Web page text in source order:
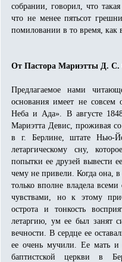
собрании, говорил, что
что не менее пятьсот
помиловании в то время, как
От Пастора Мариэтты Д. С.
Предлагаемое нами
основания имеет не совсем
Неба и Ада». В августе
Мариэтта Девис, проживая
в г. Берлине, штате Нью-
летаргическому сну,
попытки ее друзей вывести
чему не привели. Когда она,
только вполне владела
чувствами, но к этому
острота и тонкость
летаргию, ум ее был занят
вечности. В сердце ее
ее очень мучили. Ее мать
баптистской церкви в